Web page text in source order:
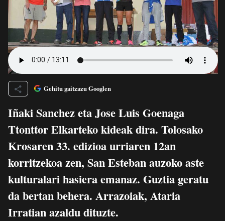
Gehitu gaitzazu Googlen
Iñaki Sanchez eta Jose Luis Goenaga
Ttonttor Elkarteko kideak dira. Tolosako
Krosaren 33. edizioa urriaren 12an
korritzekoa zen, San Esteban auzoko aste
kulturalari hasiera emanaz. Guztia geratu
da bertan behera. Arrazoiak, Ataria
Irratian azaldu dituzte.